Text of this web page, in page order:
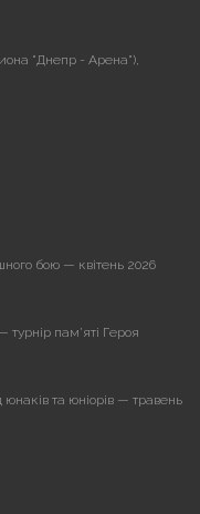
"Днепр - Арена"),
бою — квітень 2026
пам’яті Героя
та юніорів — травень